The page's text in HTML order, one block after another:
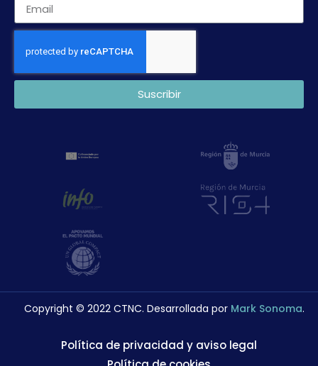
Suscribir
Copyright © 2022 CTNC. Desarrollada por Mark Sonoma.
Política de privacidad y aviso legal